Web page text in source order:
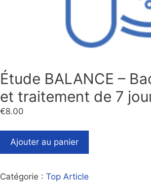
Étude BALANCE –
et traitement de 7
€8.00
Ajouter au panier
Catégorie : Top Article